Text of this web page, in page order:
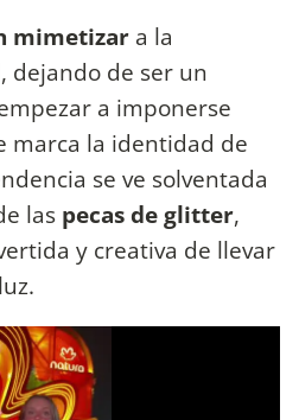
mimetizar a la
dejando de ser un
a imponerse
marca la identidad de
se ve solventada
las pecas de glitter,
y creativa de llevar